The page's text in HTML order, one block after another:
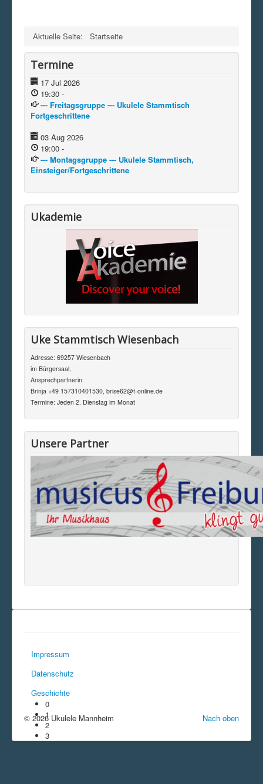
Aktuelle Seite: Startseite
Termine
17 Jul 2026
19:30 -
--- Freitagsgruppe --- Ukulele Stammtisch
Fortgeschrittene
03 Aug 2026
19:00 -
--- Montagsgruppe --- Ukulele Stammtisch,
Einsteiger/Fortgeschrittene
Ukademie
Uke Stammtisch Wiesenbach
Adresse: 69257 Wiesenbach
im Bürgersaal,
Ansprechpartnerin:
Brinja +49 157310401530, brise62@t-online.de
Termine: Jeden 2. Dienstag im Monat
Unsere Partner
0
1
2
3
Impressum
Datenschutz
Geschichte
Nach oben
© 2026 Ukulele Mannheim